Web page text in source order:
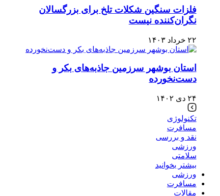
فلزات سنگین شکلات تلخ برای بزرگسالان
نگران‌کننده نیست
۲۲ خرداد ۱۴۰۳
استان بوشهر سرزمین جاذبه‌های بکر و
دست‌نخورده
۲۴ دی ۱۴۰۲
تکنولوژی
مسافرت
نقد و بررسی
ورزشی
سلامتی
بیشتر بخوانید
ورزشی
مسافرت
مقالات